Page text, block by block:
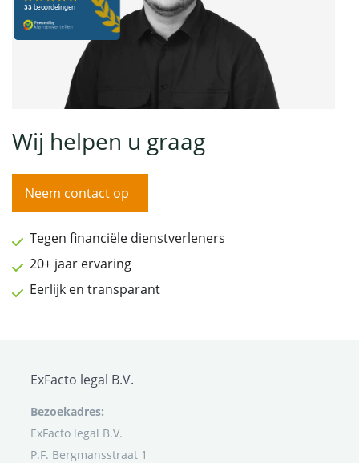
Wij helpen u graag
Neem contact op
Tegen financiële dienstverleners
20+ jaar ervaring
Eerlijk en transparant
ExFacto legal B.V.
Bezoekadres:
ExFacto legal B.V.
P.F. Bergmansstraat 1